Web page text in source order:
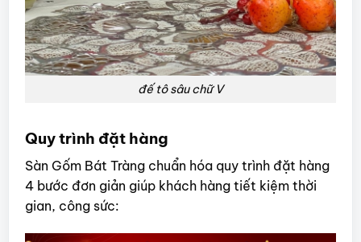
đế tô sâu chữ V
Quy trình đặt hàng
Sàn Gốm Bát Tràng chuẩn hóa quy trình đặt hàng
4 bước đơn giản giúp khách hàng tiết kiệm thời
gian, công sức: